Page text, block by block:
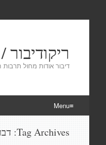
ריקודיבור / DanceTalk
דיבור אודות מחול
Menu
Tag Archives: